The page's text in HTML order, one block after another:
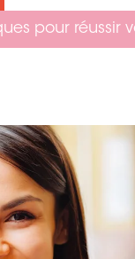
pour réussir